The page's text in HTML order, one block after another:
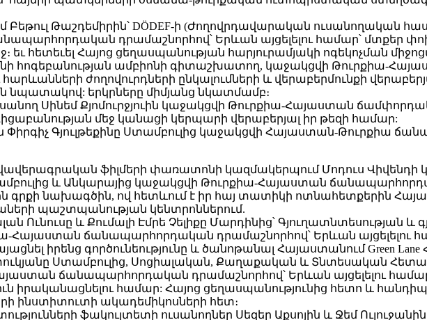
Բեթուլ Թաշդեմիրին՝ DÖDEF-ի (Ժողովրդավարական ուսանողական
դրամաշնորհով՝ Երևան այցելելու համար՝ մտքեր
հետեւել Հայոց ցեղասպանության հարյուրամյակի ոգեկոչման
հոգեբանության ամբիոնի գիտաշխատող, կաջակցվի Թուրքիա-
հարևանների ժողովուրդների ընկալումների և վերաբերմունքի
երկրները միմյանց նկատմամբ։
Սինեմ Քյոմուրջյուին կաջակցվի Թուրքիա-Հայաստան
մեջ կանացի կերպարի վերաբերյալ իր թեզի համար:
Գյուլթեքինը Ստամբուլից կաջակցվի Հայաստան-Թուրքիա
վավերագրական ֆիլմերի փառատոնի կազմակերպում Մոդուս
և Անկարայից կաջակցվի Թուրքիա-Հայաստան
նախագծին, ով հետևում է իր հայ տատիկի ոտնահետքերին
պաշտպանության կենտրոններում.
Ունուսը և Քումալի Էմրե Չելիքը Մարդինից՝ Գյուղատնտեսության
ճանապարհորդական դրամաշնորհով՝ Երևան այցելելու
իրենց գործունեությունը և ծանոթանալ Հայաստանում Green Lane
Ստամբուլից, Սոցիալական, Քաղաքական և Տնտեսական
ճանապարհորդական դրամաշնորհով՝ Երևան այցելելու
իրականացնելու համար: Հայոց ցեղասպանությունից հետո և
ինստիտուտի ակադեմիկոսների հետ։
ֆակուլտետի ուսանողներ Սեզեր Աքսոյին և Ջեմ